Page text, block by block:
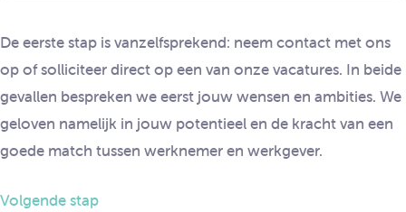
De eerste stap is vanzelfsprekend: neem contact met ons
op of solliciteer direct op een van onze vacatures. In beide
gevallen bespreken we eerst jouw wensen en ambities. We
geloven namelijk in jouw potentieel en de kracht van een
goede match tussen werknemer en werkgever.
Volgende stap